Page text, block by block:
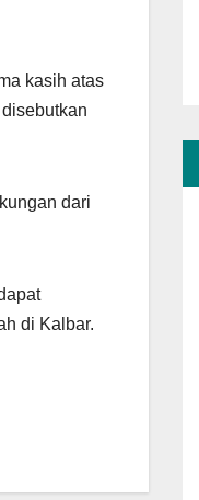
kasih atas
dari
di Kalbar.